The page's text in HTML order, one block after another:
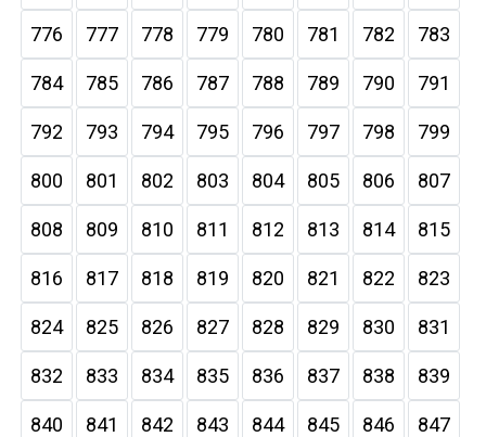
776 777 778 779 780 781 782 783
784 785 786 787 788 789 790 791
792 793 794 795 796 797 798 799
800 801 802 803 804 805 806 807
808 809 810 811 812 813 814 815
816 817 818 819 820 821 822 823
824 825 826 827 828 829 830 831
832 833 834 835 836 837 838 839
840 841 842 843 844 845 846 847